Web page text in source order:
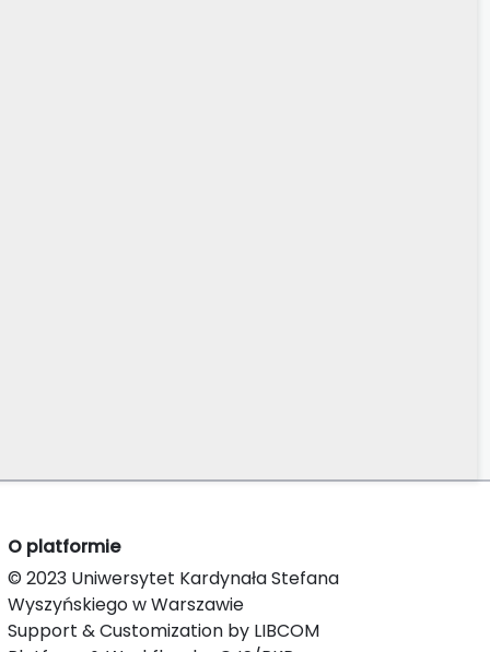
O platformie
© 2023 Uniwersytet Kardynała Stefana
Wyszyńskiego w Warszawie
Support & Customization by LIBCOM